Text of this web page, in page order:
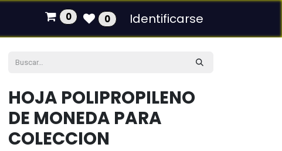
0 0 Identificarse
HOJA POLIPROPILENO
DE MONEDA PARA
COLECCION